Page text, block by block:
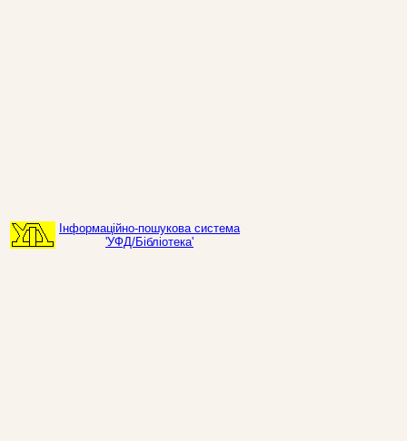
Інформаційно-пошукова система
'УФД/Бібліотека'